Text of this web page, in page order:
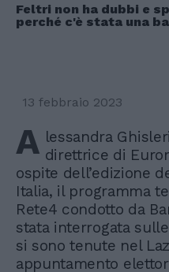
Feltri non ha dubbi e
perché c'è stata una
13 febbraio 2023
A lessandra
direttrice di
ospite dell’edizione
Italia, il programma
Rete4 condotto da
stata interrogata
si sono tenute nel
appuntamento